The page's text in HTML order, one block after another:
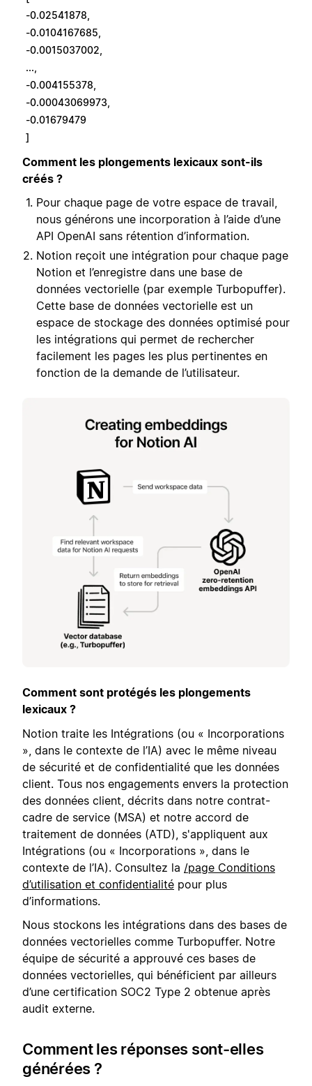
-0.02541878,
-0.0104167685,
-0.0015037002,
...,
-0.004155378,
-0.00043069973,
-0.01679479
]
Comment les plongements lexicaux sont-ils
créés ?
Pour chaque page de votre espace de travail,
nous générons une incorporation à l’aide d’une
API OpenAI sans rétention d’information.
Notion reçoit une intégration pour chaque page
Notion et l’enregistre dans une base de
données vectorielle (par exemple Turbopuffer).
Cette base de données vectorielle est un
espace de stockage des données optimisé pour
les intégrations qui permet de rechercher
facilement les pages les plus pertinentes en
fonction de la demande de l’utilisateur.
Comment sont protégés les plongements
lexicaux ?
Notion traite les Intégrations (ou « Incorporations
», dans le contexte de l’IA) avec le même niveau
de sécurité et de confidentialité que les données
client. Tous nos engagements envers la protection
des données client, décrits dans notre contrat-
cadre de service (MSA) et notre accord de
traitement de données (ATD), s'appliquent aux
Intégrations (ou « Incorporations », dans le
contexte de l’IA). Consultez la /page Conditions
d’utilisation et confidentialité pour plus
d’informations.
Nous stockons les intégrations dans des bases de
données vectorielles comme Turbopuffer. Notre
équipe de sécurité a approuvé ces bases de
données vectorielles, qui bénéficient par ailleurs
d’une certification SOC2 Type 2 obtenue après
audit externe.
Comment les réponses sont-elles
générées ?